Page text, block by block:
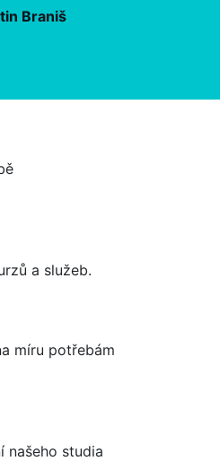
Braniš
a služeb.
míru potřebám
našeho studia